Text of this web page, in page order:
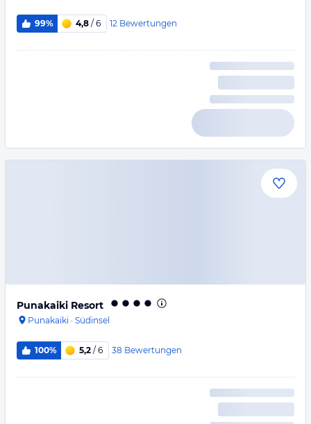
99% 4,8 / 6 12 Bewertungen
Punakaiki Resort
Punakaiki · Südinsel
100% 5,2 / 6 38 Bewertungen